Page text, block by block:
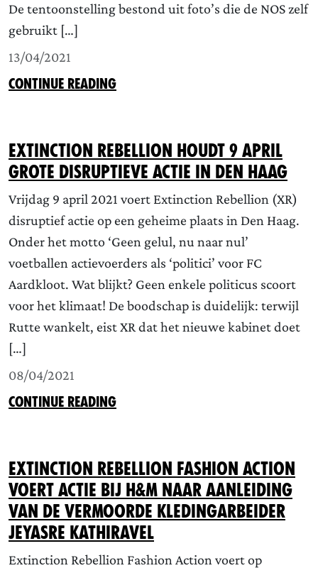
De tentoonstelling bestond uit foto’s die de NOS zelf
gebruikt […]
13/04/2021
CONTINUE READING
Extinction Rebellion houdt 9 april
grote disruptieve actie in Den Haag
Vrijdag 9 april 2021 voert Extinction Rebellion (XR)
disruptief actie op een geheime plaats in Den Haag.
Onder het motto ‘Geen gelul, nu naar nul’
voetballen actievoerders als ‘politici’ voor FC
Aardkloot. Wat blijkt? Geen enkele politicus scoort
voor het klimaat! De boodschap is duidelijk: terwijl
Rutte wankelt, eist XR dat het nieuwe kabinet doet
[…]
08/04/2021
CONTINUE READING
Extinction Rebellion Fashion Action
voert actie bij H&M naar aanleiding
van de vermoorde kledingarbeider
Jeyasre Kathiravel
Extinction Rebellion Fashion Action voert op